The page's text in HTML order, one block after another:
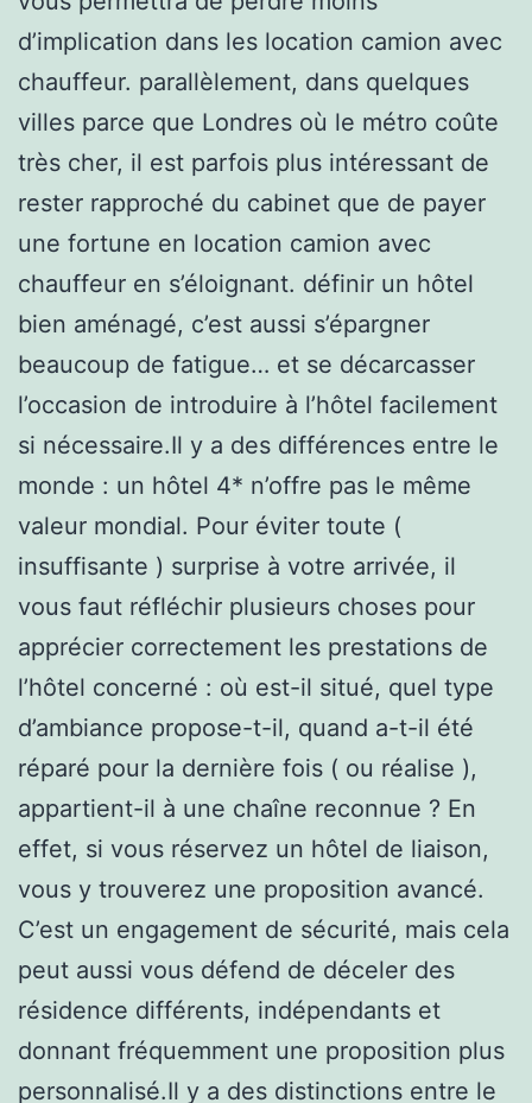
d’implication dans les location camion avec
chauffeur. parallèlement, dans quelques
villes parce que Londres où le métro coûte
très cher, il est parfois plus intéressant de
rester rapproché du cabinet que de payer
une fortune en location camion avec
chauffeur en s’éloignant. définir un hôtel
bien aménagé, c’est aussi s’épargner
beaucoup de fatigue… et se décarcasser
l’occasion de introduire à l’hôtel facilement
si nécessaire.Il y a des différences entre le
monde : un hôtel 4* n’offre pas le même
valeur mondial. Pour éviter toute (
insuffisante ) surprise à votre arrivée, il
vous faut réfléchir plusieurs choses pour
apprécier correctement les prestations de
l’hôtel concerné : où est-il situé, quel type
d’ambiance propose-t-il, quand a-t-il été
réparé pour la dernière fois ( ou réalise ),
appartient-il à une chaîne reconnue ? En
effet, si vous réservez un hôtel de liaison,
vous y trouverez une proposition avancé.
C’est un engagement de sécurité, mais cela
peut aussi vous défend de déceler des
résidence différents, indépendants et
donnant fréquemment une proposition plus
personnalisé.Il y a des distinctions entre le